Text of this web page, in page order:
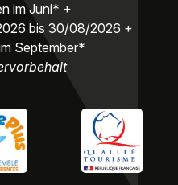
im Juni* +
bis 30/08/2026 +
September*